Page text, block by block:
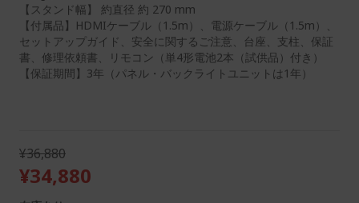
【スタンド幅】 約直径 約 270 mm
【付属品】HDMIケーブル（1.5m）、電源ケーブル（1.5m）、
セットアップガイド、安全に関するご注意、台座、支柱、保証
書、修理依頼書、リモコン（単4形電池2本（試供品）付き）
【保証期間】3年（パネル・バックライトユニットは1年）
¥36,880
¥34,880